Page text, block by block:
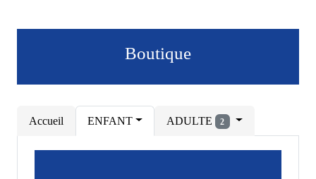
Boutique
Accueil ENFANT ADULTE 2